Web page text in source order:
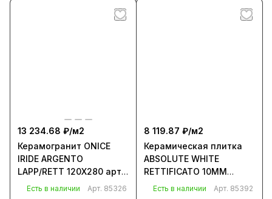
13 234.68 ₽/м2
Керамогранит ONICE
IRIDE ARGENTO
LAPP/RETT 120X280 арт.
85326
Есть в наличии Арт. 85326
8 119.87 ₽/м2
Керамическая плитка
ABSOLUTE WHITE
RETTIFICATO 10MM
60X120 арт. 85392
Есть в наличии Арт. 85392